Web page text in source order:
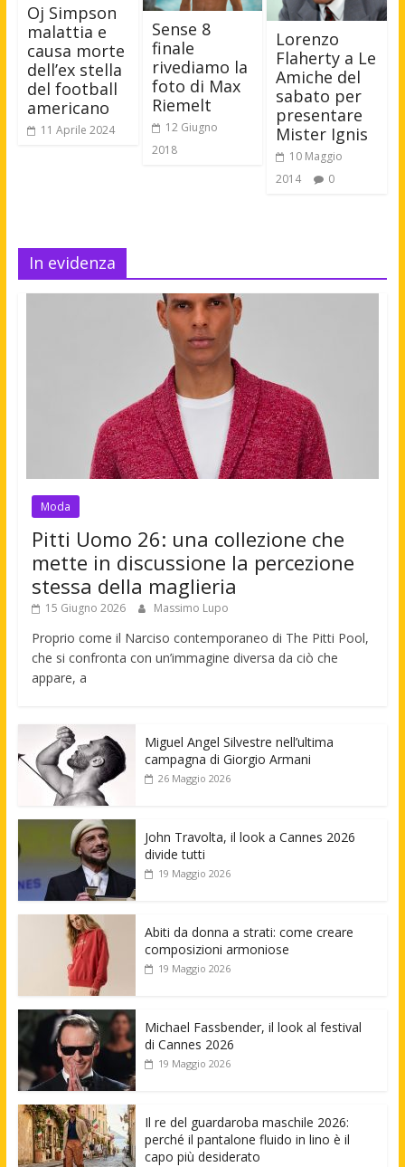
Oj Simpson
malattia e
causa morte
dell’ex stella
del football
americano
11 Aprile 2024
Sense 8
finale
rivediamo la
foto di Max
Riemelt
12 Giugno
2018
Lorenzo
Flaherty a Le
Amiche del
sabato per
presentare
Mister Ignis
10 Maggio
2014
0
In evidenza
Moda
Pitti Uomo 26: una collezione che
mette in discussione la percezione
stessa della maglieria
15 Giugno 2026 Massimo Lupo
Proprio come il Narciso contemporaneo di The Pitti Pool,
che si confronta con un’immagine diversa da ciò che
appare, a
Miguel Angel Silvestre nell’ultima
campagna di Giorgio Armani
26 Maggio 2026
John Travolta, il look a Cannes 2026
divide tutti
19 Maggio 2026
Abiti da donna a strati: come creare
composizioni armoniose
19 Maggio 2026
Michael Fassbender, il look al festival
di Cannes 2026
19 Maggio 2026
Il re del guardaroba maschile 2026:
perché il pantalone fluido in lino è il
capo più desiderato